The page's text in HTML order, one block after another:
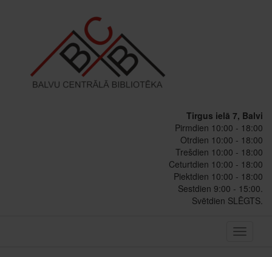
Tirgus ielā 7, Balvi
Pirmdien 10:00 - 18:00
Otrdien 10:00 - 18:00
Trešdien 10:00 - 18:00
Ceturtdien 10:00 - 18:00
Piektdien 10:00 - 18:00
Sestdien 9:00 - 15:00.
Svētdien SLĒGTS.
Toggle